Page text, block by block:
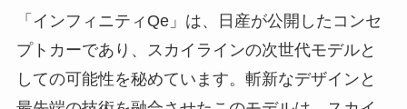
「インフィニティQe」は、日産が公開したコンセ
プトカーであり、スカイラインの次世代モデルと
しての可能性を秘めています。斬新なデザインと